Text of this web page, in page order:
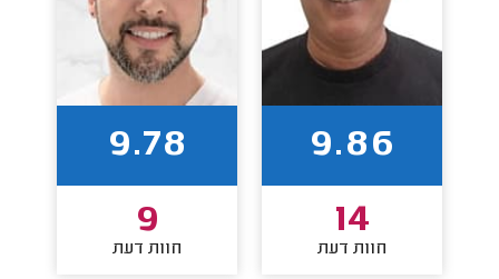
9.86
14
חוות דעת
9.78
9
חוות דעת